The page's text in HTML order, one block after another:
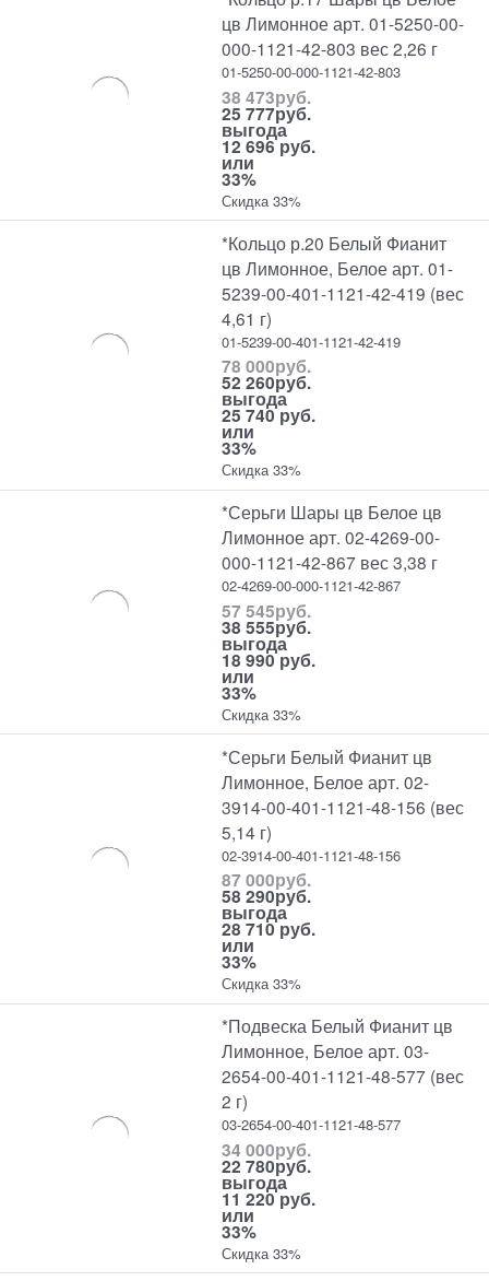
цв Лимонное арт. 01-5250-00-
000-1121-42-803 вес 2,26 г
01-5250-00-000-1121-42-803
38 473руб.
25 777руб.
выгода
12 696 руб.
или
33%
Скидка 33%
*Кольцо р.20 Белый Фианит
цв Лимонное, Белое арт. 01-
5239-00-401-1121-42-419 (вес
4,61 г)
01-5239-00-401-1121-42-419
78 000руб.
52 260руб.
выгода
25 740 руб.
или
33%
Скидка 33%
*Серьги Шары цв Белое цв
Лимонное арт. 02-4269-00-
000-1121-42-867 вес 3,38 г
02-4269-00-000-1121-42-867
57 545руб.
38 555руб.
выгода
18 990 руб.
или
33%
Скидка 33%
*Серьги Белый Фианит цв
Лимонное, Белое арт. 02-
3914-00-401-1121-48-156 (вес
5,14 г)
02-3914-00-401-1121-48-156
87 000руб.
58 290руб.
выгода
28 710 руб.
или
33%
Скидка 33%
*Подвеска Белый Фианит цв
Лимонное, Белое арт. 03-
2654-00-401-1121-48-577 (вес
2 г)
03-2654-00-401-1121-48-577
34 000руб.
22 780руб.
выгода
11 220 руб.
или
33%
Скидка 33%